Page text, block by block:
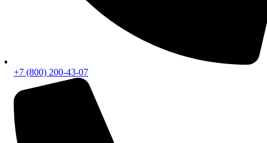
+7 (800) 200-43-07